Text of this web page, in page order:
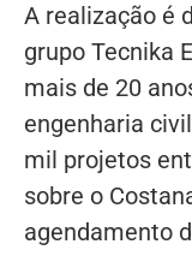
A realização é
grupo Tecnika
mais de 20
engenharia
mil projetos
sobre o
agendamento